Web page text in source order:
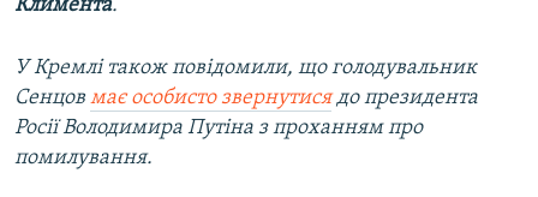
Климента.
У Кремлі також повідомили, що голодувальник
Сенцов має особисто звернутисядо президента
Росії Володимира Путіна з проханням про
помилування.